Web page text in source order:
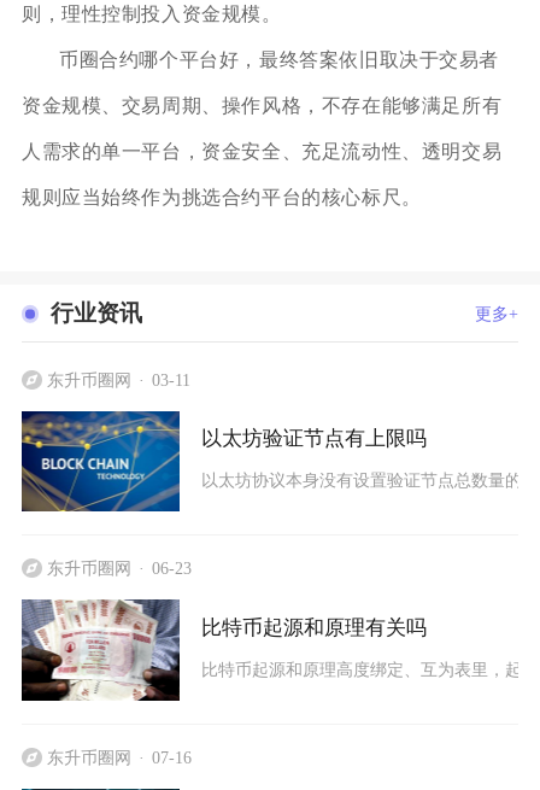
则，理性控制投入资金规模。
币圈合约哪个平台好，最终答案依旧取决于交易者
资金规模、交易周期、操作风格，不存在能够满足所有
人需求的单一平台，资金安全、充足流动性、透明交易
规则应当始终作为挑选合约平台的核心标尺。
行业资讯 更多+
东升币圈网 03-11
以太坊验证节点有上限吗
以太坊协议本身没有设置验证节点总数量的
东升币圈网 06-23
比特币起源和原理有关吗
比特币起源和原理高度绑定、互为表里，起
东升币圈网 07-16